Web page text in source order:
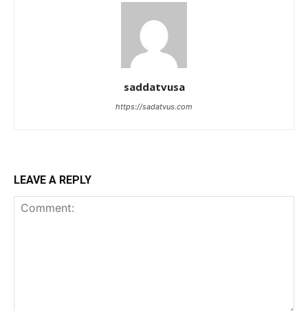
saddatvusa
https://sadatvus.com
LEAVE A REPLY